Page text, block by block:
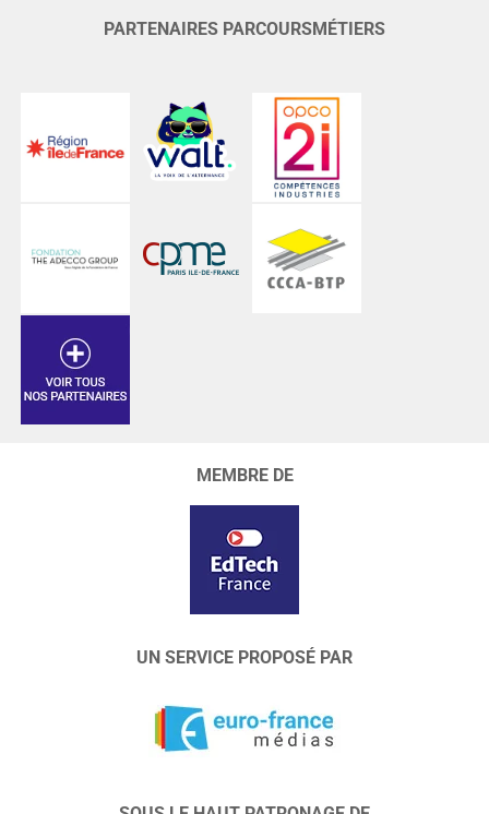
PARTENAIRES PARCOURSMÉTIERS
MEMBRE DE
UN SERVICE PROPOSÉ PAR